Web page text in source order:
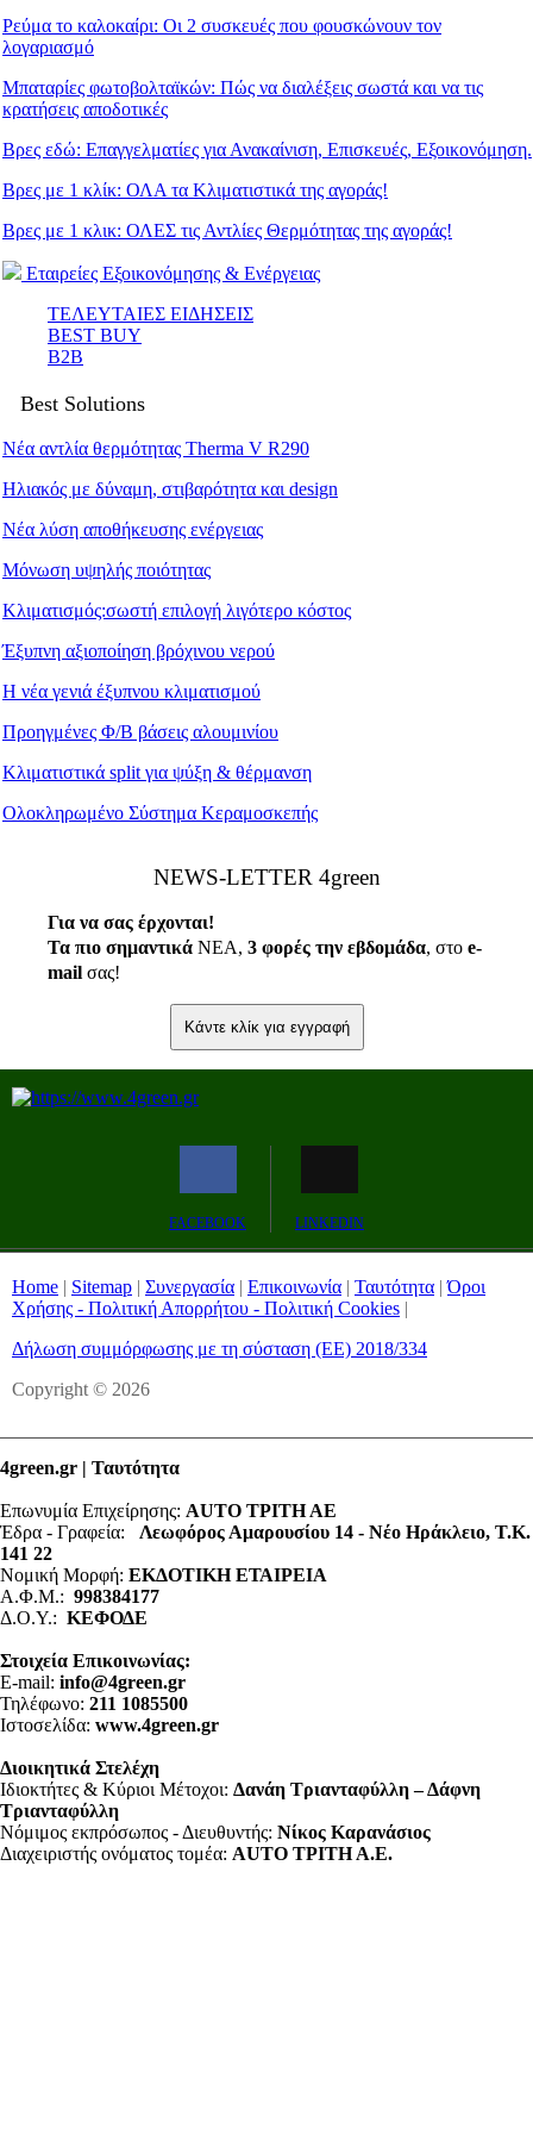
Ρεύμα το καλοκαίρι: Οι 2 συσκευές που φουσκώνουν τον
λογαριασμό
Μπαταρίες φωτοβολταϊκών: Πώς να διαλέξεις σωστά και να τις
κρατήσεις αποδοτικές
Βρες εδώ: Eπαγγελματίες για Ανακαίνιση, Επισκευές, Εξοικονόμηση.
Βρες με 1 κλίκ: ΟΛΑ τα Κλιματιστικά της αγοράς!
Βρες με 1 κλικ: ΟΛΕΣ τις Αντλίες Θερμότητας της αγοράς!
Εταιρείες Εξοικονόμησης & Ενέργειας
ΤΕΛΕΥΤΑΙΕΣ ΕΙΔΗΣΕΙΣ
BEST BUY
B2B
Best Solutions
Νέα αντλία θερμότητας Therma V R290
Ηλιακός με δύναμη, στιβαρότητα και design
Νέα λύση αποθήκευσης ενέργειας
Μόνωση υψηλής ποιότητας
Κλιματισμός:σωστή επιλογή λιγότερο κόστος
Έξυπνη αξιοποίηση βρόχινου νερού
Η νέα γενιά έξυπνου κλιματισμού
Προηγμένες Φ/Β βάσεις αλουμινίου
Κλιματιστικά split για ψύξη & θέρμανση
Ολοκληρωμένο Σύστημα Κεραμοσκεπής
ΝEWS-LETTER 4green
Για να σας έρχονται!
Τα πιο σημαντικά ΝΕΑ, 3 φορές την εβδομάδα, στο e-
mail σας!
Κάντε κλίκ για εγγραφή
FACEBOOK LINKEDIN
Home | Sitemap | Συνεργασία | Επικοινωνία | Ταυτότητα |Όροι
Χρήσης - Πολιτική Απορρήτου - Πολιτική Cookies |
Δήλωση συμμόρφωσης με τη σύσταση (ΕΕ) 2018/334
Copyright © 2026
4green.gr | Ταυτότητα
Επωνυμία Επιχείρησης: AUTO ΤΡΙΤΗ ΑΕ
Έδρα - Γραφεία: Λεωφόρος Αμαρουσίου 14 - Νέο Ηράκλειο, Τ.Κ.
141 22
Νομική Μορφή: ΕΚΔΟΤΙΚΗ ΕΤΑΙΡΕΙΑ
Α.Φ.Μ.: 998384177
Δ.Ο.Υ.: ΚΕΦΟΔΕ
Στοιχεία Επικοινωνίας:
E-mail: info@4green.gr
Τηλέφωνο: 211 1085500
Ιστοσελίδα: www.4green.gr
Διοικητικά Στελέχη
Ιδιοκτήτες & Κύριοι Μέτοχοι: Δανάη Τριανταφύλλη – Δάφνη
Τριανταφύλλη
Νόμιμος εκπρόσωπος - Διευθυντής: Νίκος Καρανάσιος
Διαχειριστής ονόματος τομέα: ΑUTO ΤΡΙΤΗ Α.Ε.